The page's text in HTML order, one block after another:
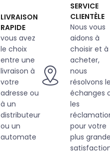
LIVRAISON
RAPIDE
vous avez
le choix
entre une
livraison à
votre
adresse ou
à un
distributeur
ou un
automate
SERVICE
CLIENTÈLE
Nous vous
aidons à
choisir et à
acheter,
nous
résolvons
échanges
les
pour votre
plus